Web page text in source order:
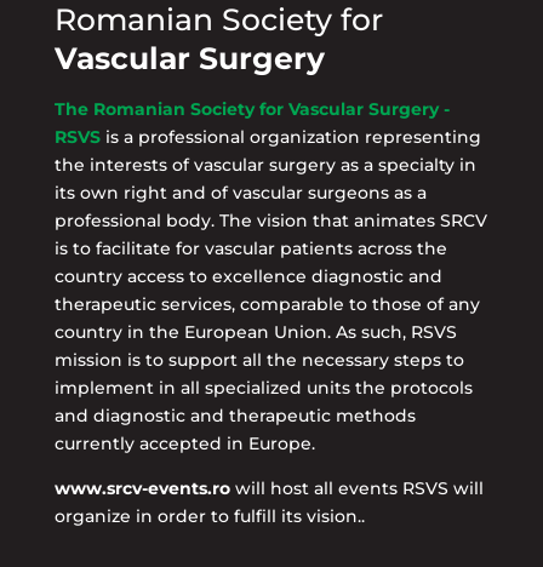
Romanian Society for
Vascular Surgery
The Romanian Society for Vascular Surgery -
RSVS is a professional organization representing
the interests of vascular surgery as a specialty in
its own right and of vascular surgeons as a
professional body. The vision that animates SRCV
is to facilitate for vascular patients across the
country access to excellence diagnostic and
therapeutic services, comparable to those of any
country in the European Union. As such, RSVS
mission is to support all the necessary steps to
implement in all specialized units the protocols
and diagnostic and therapeutic methods
currently accepted in Europe.
www.srcv-events.rowill host all events RSVS will
organize in order to fulfill its vision..